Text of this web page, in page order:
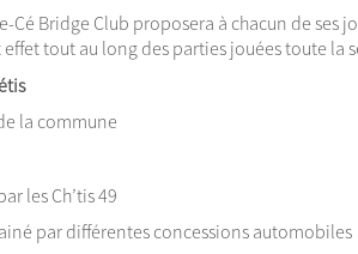
Bridge Club proposera à chacun de ses
tout au long des parties jouées toute la
la commune
les Ch’tis 49
par différentes concessions automobiles